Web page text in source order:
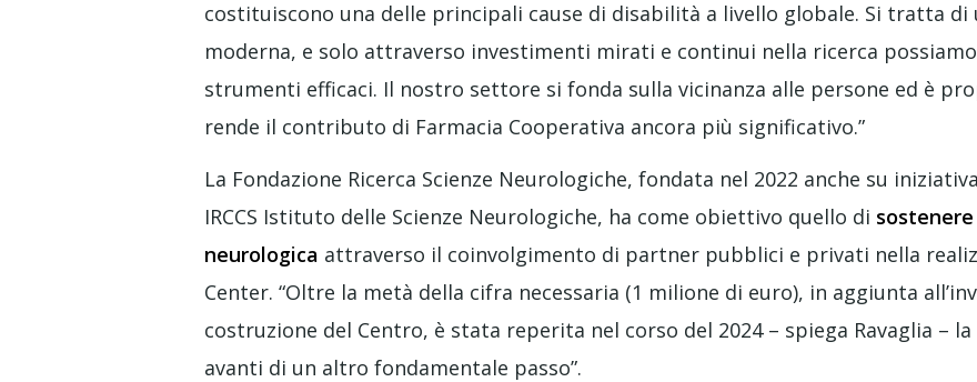
costituiscono una delle principali cause di disabilità a livello globale. Si tratta di
moderna, e solo attraverso investimenti mirati e continui nella ricerca
strumenti efficaci. Il nostro settore si fonda sulla vicinanza alle persone ed è
rende il contributo di Farmacia Cooperativa ancora più significativo.”
La Fondazione Ricerca Scienze Neurologiche, fondata nel 2022 anche su
IRCCS Istituto delle Scienze Neurologiche, ha come obiettivo quello di
neurologica attraverso il coinvolgimento di partner pubblici e privati nella
Center. “Oltre la metà della cifra necessaria (1 milione di euro), in aggiunta
costruzione del Centro, è stata reperita nel corso del 2024 – spiega Ravaglia –
avanti di un altro fondamentale passo”.